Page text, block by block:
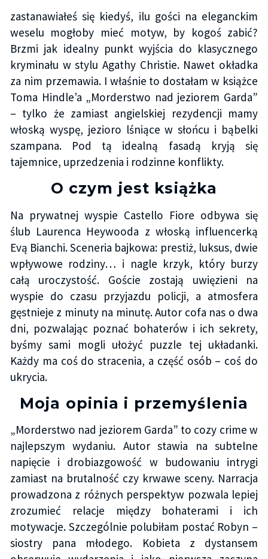
zastanawiałeś się kiedyś, ilu gości na eleganckim
weselu mogłoby mieć motyw, by kogoś zabić?
Brzmi jak idealny punkt wyjścia do klasycznego
kryminału w stylu Agathy Christie. Nawet okładka
za nim przemawia. I właśnie to dostałam w książce
Toma Hindle’a „Morderstwo nad jeziorem Garda”
– tylko że zamiast angielskiej rezydencji mamy
włoską wyspę, jezioro lśniące w słońcu i bąbelki
szampana. Pod tą idealną fasadą kryją się
tajemnice, uprzedzenia i rodzinne konflikty.
O czym jest książka
Na prywatnej wyspie Castello Fiore odbywa się
ślub Laurenca Heywooda z włoską influencerką
Evą Bianchi. Sceneria bajkowa: prestiż, luksus, dwie
wpływowe rodziny… i nagle krzyk, który burzy
całą uroczystość. Goście zostają uwięzieni na
wyspie do czasu przyjazdu policji, a atmosfera
gęstnieje z minuty na minutę. Autor cofa nas o dwa
dni, pozwalając poznać bohaterów i ich sekrety,
byśmy sami mogli ułożyć puzzle tej układanki.
Każdy ma coś do stracenia, a część osób – coś do
ukrycia.
Moja opinia i przemyślenia
„Morderstwo nad jeziorem Garda” to cozy crime w
najlepszym wydaniu. Autor stawia na subtelne
napięcie i drobiazgowość w budowaniu intrygi
zamiast na brutalność czy krwawe sceny. Narracja
prowadzona z różnych perspektyw pozwala lepiej
zrozumieć relacje między bohaterami i ich
motywacje. Szczególnie polubiłam postać Robyn –
siostry pana młodego. Kobieta z dystansem